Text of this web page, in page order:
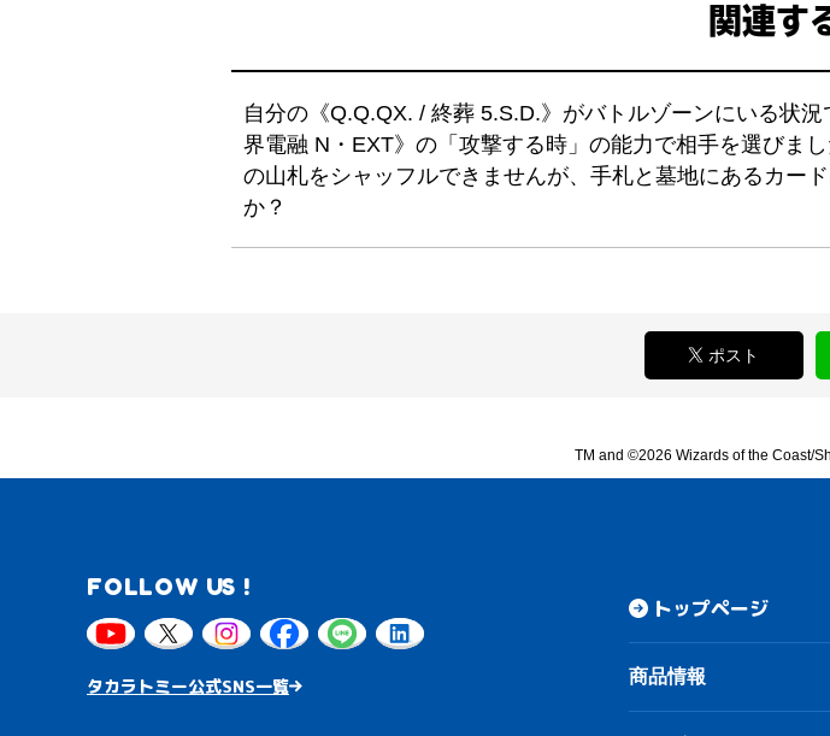
関連す
自分の《Q.Q.QX. / 終葬 5.S.D.》がバトルゾーンにいる状況
界電融 N・EXT》の「攻撃する時」の能力で相手を選びま
の山札をシャッフルできませんが、手札と墓地にあるカー
か？
ポスト
TM and ©2026 Wizards of the Coast/
FOLLOW US !
タカラトミー公式SNS一覧
トップページ
商品情報